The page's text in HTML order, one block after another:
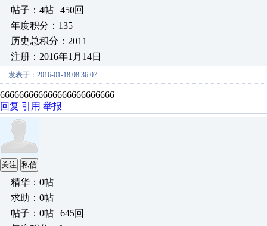
帖子：4帖 | 450回
年度积分：135
历史总积分：2011
注册：2016年1月14日
发表于：2016-01-18 08:36:07
666666666666666666666666
回复 引用 举报
关注 私信
精华：0帖
求助：0帖
帖子：0帖 | 645回